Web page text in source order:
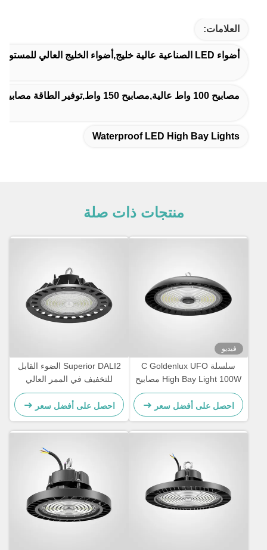
العلامات:
أضواء LED الصناعية عالية خليج,أضواء الخليج العالي للمستودع,مضادات المياه مصابيح LED عالية الخليج
مصابيح 100 واط عالية,مصابيح 150 واط,توفير الطاقة مصابيح LED عالية
Waterproof LED High Bay Lights
منتجات ذات صلة
فيديو
سلسلة C Goldenlux UFO
High Bay Light 100W مصابيح
LED الصناعية
احصل على أفضل سعر
Superior DALI2 الضوء القابل
للتخفيف في الممر العالي
للمخزن
احصل على أفضل سعر